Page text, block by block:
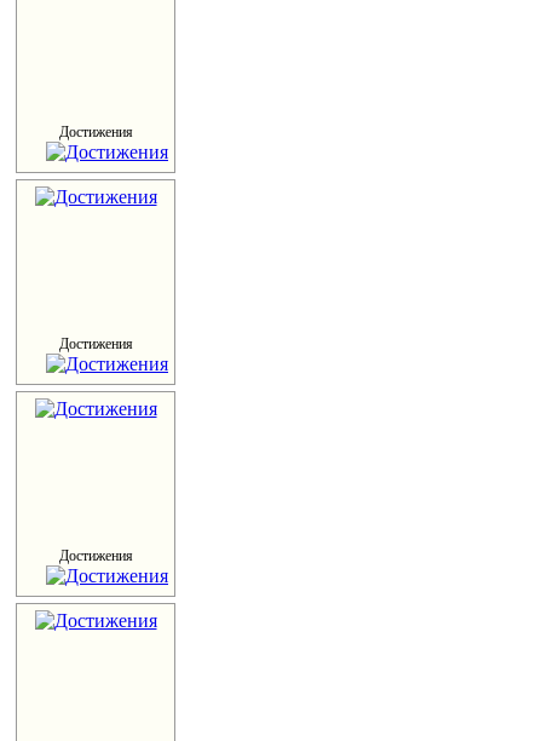
Достижения
Достижения
Достижения